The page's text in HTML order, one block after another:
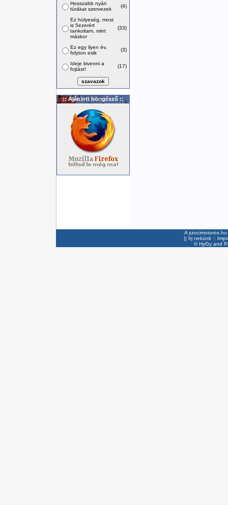
Hosszabb nyári
túrákat szervezek
(4)
Ez hülyeség, most
is 5ezerért
tankoltam, mint
máskor
(33)
Ez egy ilyen év,
folyton esik
(3)
Ideje kivenni a
fojtást!
(17)
:: Ajánlott böngésző ::
A
|| Írj nekünk ::
©HyGyand